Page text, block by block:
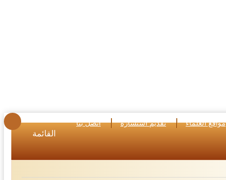
مواقع العلماء تقديم استشارة اتصل بنا
القائمة